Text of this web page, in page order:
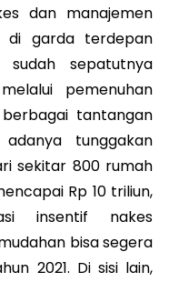
dan manajemen
di garda terdepan
sudah sepatutnya
pemenuhan
tantangan
tunggakan
sekitar 800 rumah
Rp 10 triliun,
insentif nakes
bisa segera
2021. Di sisi lain,